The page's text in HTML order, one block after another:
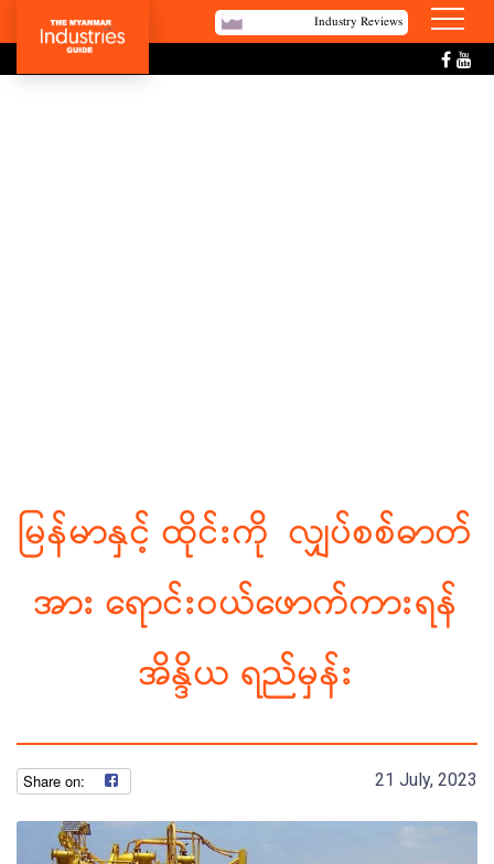
Industry Reviews
မြန်မာနှင့် ထိုင်းကို လျှပ်စစ်ဓာတ်
အား ရောင်းဝယ်ဖောက်ကားရန်
အိန္ဒိယ ရည်မှန်း
21 July, 2023